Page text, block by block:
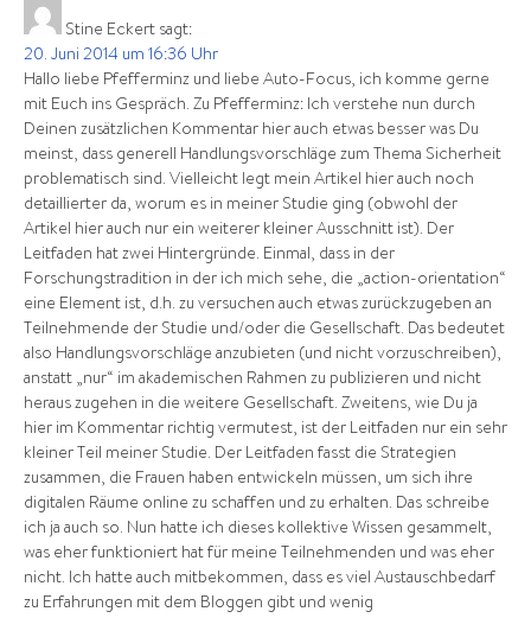
Stine Eckert sagt:
20. Juni 2014 um 16:36 Uhr
Hallo liebe Pfefferminz und liebe Auto-Focus, ich komme gerne
mit Euch ins Gespräch. Zu Pfefferminz: Ich verstehe nun durch
Deinen zusätzlichen Kommentar hier auch etwas besser was Du
meinst, dass generell Handlungsvorschläge zum Thema Sicherheit
problematisch sind. Vielleicht legt mein Artikel hier auch noch
detaillierter da, worum es in meiner Studie ging (obwohl der
Artikel hier auch nur ein weiterer kleiner Ausschnitt ist). Der
Leitfaden hat zwei Hintergründe. Einmal, dass in der
Forschungstradition in der ich mich sehe, die „action-orientation“
eine Element ist, d.h. zu versuchen auch etwas zurückzugeben an
Teilnehmende der Studie und/oder die Gesellschaft. Das bedeutet
also Handlungsvorschläge anzubieten (und nicht vorzuschreiben),
anstatt „nur“ im akademischen Rahmen zu publizieren und nicht
heraus zugehen in die weitere Gesellschaft. Zweitens, wie Du ja
hier im Kommentar richtig vermutest, ist der Leitfaden nur ein sehr
kleiner Teil meiner Studie. Der Leitfaden fasst die Strategien
zusammen, die Frauen haben entwickeln müssen, um sich ihre
digitalen Räume online zu schaffen und zu erhalten. Das schreibe
ich ja auch so. Nun hatte ich dieses kollektive Wissen gesammelt,
was eher funktioniert hat für meine Teilnehmenden und was eher
nicht. Ich hatte auch mitbekommen, dass es viel Austauschbedarf
zu Erfahrungen mit dem Bloggen gibt und wenig